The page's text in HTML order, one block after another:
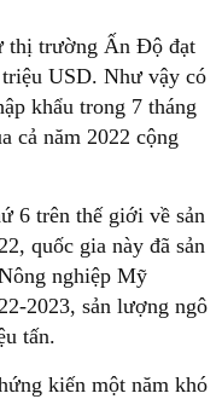
thị trường Ấn Độ đạt
USD. Như vậy có
khẩu trong 7 tháng
cả năm 2022 cộng
6 trên thế giới về sản
quốc gia này đã sản
nghiệp Mỹ
2023, sản lượng ngô
tấn.
kiến một năm khó